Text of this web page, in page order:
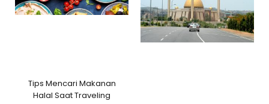
Tips Mencari Makanan
Halal Saat Traveling